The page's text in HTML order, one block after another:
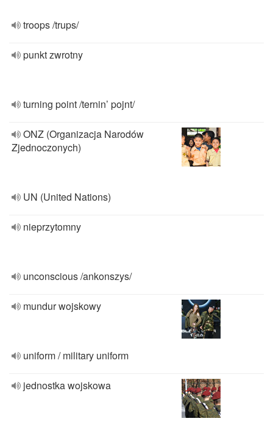
troops /trups/
punkt zwrotny
turning point /ternin’ pojnt/
ONZ (Organizacja Narodów
Zjednoczonych)
UN (United Nations)
nieprzytomny
unconscious /ankonszys/
mundur wojskowy
uniform / military uniform
jednostka wojskowa